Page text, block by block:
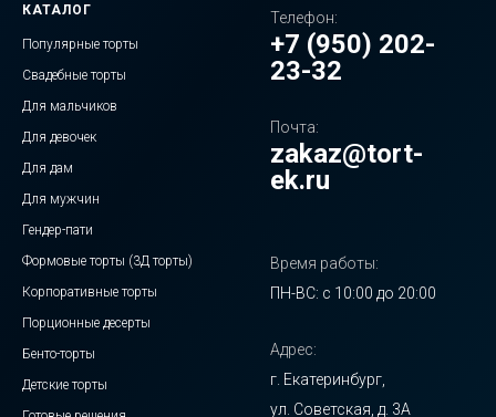
КАТАЛОГ
Популярные торты
Свадебные торты
Для мальчиков
Для девочек
Для дам
Для мужчин
Гендер-пати
Формовые торты (3Д торты)
Корпоративные торты
Порционные десерты
Бенто-торты
Детские торты
Телефон:
+7 (950) 202-
23-32
Почта:
zakaz@tort-
ek.ru
Время работы:
ПН-ВС: с 10:00 до 20:00
Адрес:
г. Екатеринбург,
ул. Советская, д. 3А